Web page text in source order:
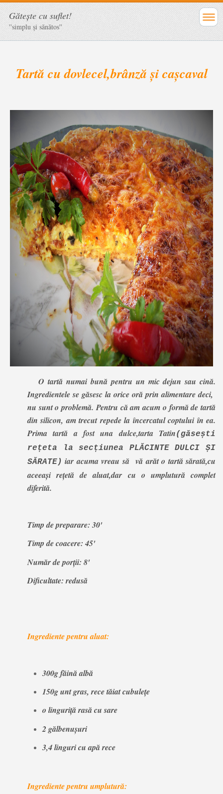
Găteşte cu suflet!
''simplu şi sănătos''
Tartă cu dovlecel,brânză și cașcaval
O tartă numai bună pentru un mic dejun sau cină.
Ingredientele se găsesc la orice oră prin alimentare deci,
nu sunt o problemă. Pentru că am acum o formă de tartă
din silicon, am trecut repede la încercatul coptului în ea.
Prima tartă a fost una dulce,tarta Tatin(găsești
rețeta la secțiunea PLĂCINTE DULCI ȘI
SĂRATE) iar acuma vreau să vă arăt o tartă sărată,cu
aceeași rețetă de aluat,dar cu o umplutură complet
diferită.
Timp de preparare: 30'
Timp de coacere: 45'
Număr de porții: 8'
Dificultate: redusă
Ingrediente pentru aluat:
300g făină albă
150g unt gras, rece tăiat cubulețe
o linguriță rasă cu sare
2 gălbenușuri
3,4 linguri cu apă rece
Ingrediente pentru umplutură: